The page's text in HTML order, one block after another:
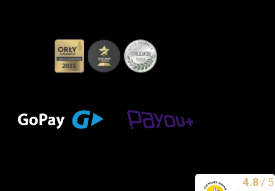
Vynikající4.8 / 5